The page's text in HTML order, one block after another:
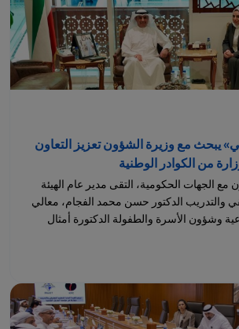
يبحث مع وزيرة الشؤون تعزيز التعاون
من الكوادر الوطنية
مع الجهات الحكومية، التقى مدير عام الهيئة
والتدريب الدكتور حسن محمد الفجام، معالي
وشؤون الأسرة والطفولة الدكتورة أمثال